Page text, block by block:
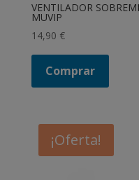
VENTILADOR
MUVIP
14,90 €
Comprar
¡Oferta!